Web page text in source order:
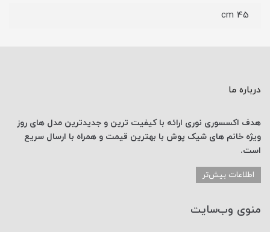
45 cm
درباره ما
هدف اکسسوری نوری ارائه با کیفیت ترین و جدیدترین مدل های روز
ویژه خانم های شیک پوش با بهترین قیمت و همراه با ارسال سریع
است.
اطلاعات بیش‌تر
منوی وب‌سایت